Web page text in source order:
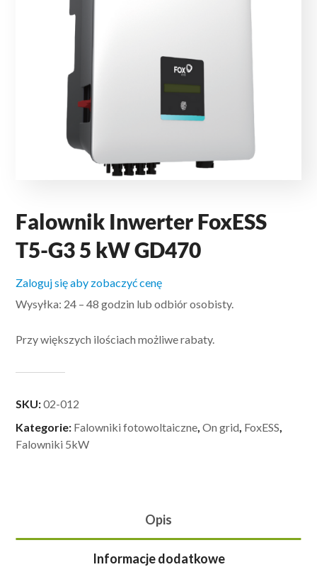
Falownik Inwerter FoxESS
T5-G3 5 kW GD470
Zaloguj się aby zobaczyć cenę
Wysyłka: 24 – 48 godzin lub odbiór osobisty.
Przy większych ilościach możliwe rabaty.
SKU:02-012
Kategorie: Falowniki fotowoltaiczne ,On grid FoxESS
Falowniki 5kW
Opis
Informacje dodatkowe